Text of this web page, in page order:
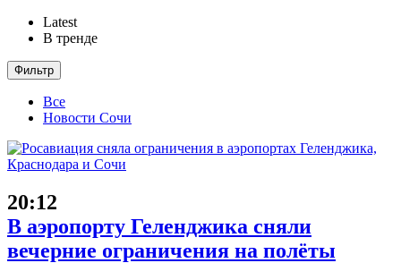
Latest
В тренде
Фильтр
Все
Новости Сочи
20:12
В аэропорту Геленджика сняли
вечерние ограничения на полёты